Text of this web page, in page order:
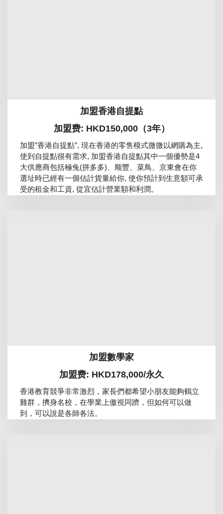
加盟香港自提點
加盟费: HKD150,000（3年）
加盟”香港自提點”, 現在香港的零售模式微微以網購為主,
使到自提點很有需求, 加盟香港自提點其中一個優勢是4
大供應商包括極兔(拼多多)、顺豐、菜鳥、京東會在你
選址時已經有一個估計貨量給你, 使你預計到生意額可承
受的租金和工資, 從宜估計營業額和利潤。
加盟數學家
加盟费: HKD178,000/永久
香港教育競爭非常激烈，家長們都希望小朋友能夠鶴立
雞群，擠身名校，在學業上傲視同躋，但如何可以做
到，可以說是各師各法。